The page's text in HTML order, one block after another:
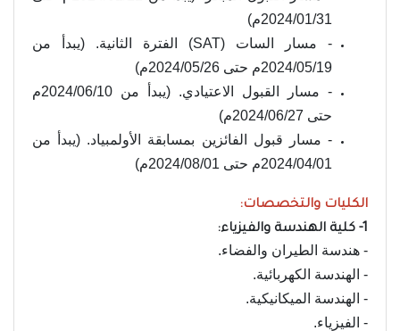
2024/01/31م)
- مسار السات (SAT) الفترة الثانية. (يبدأ من
2024/05/19م حتى 2024/05/26م)
- مسار القبول الاعتيادي. (يبدأ من 2024/06/10م
حتى 2024/06/27م)
- مسار قبول الفائزين بمسابقة الأولمبياد. (يبدأ من
2024/04/01م حتى 2024/08/01م)
الكليات والتخصصات:
1- كلية الهندسة والفيزياء:
- هندسة الطيران والفضاء.
- الهندسة الكهربائية.
- الهندسة الميكانيكية.
- الفيزياء.